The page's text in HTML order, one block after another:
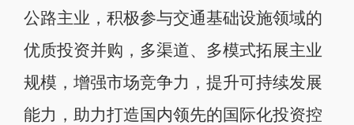
公路主业，积极参与交通基础设施领域的
优质投资并购，多渠道、多模式拓展主业
规模，增强市场竞争力，提升可持续发展
能力，助力打造国内领先的国际化投资控